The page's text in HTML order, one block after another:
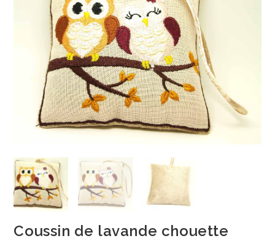
Coussin de lavande chouette